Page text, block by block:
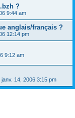
?
9:44 am
anglais/français ?
12:14 pm
9:12 am
janv. 14, 2006 3:15 pm